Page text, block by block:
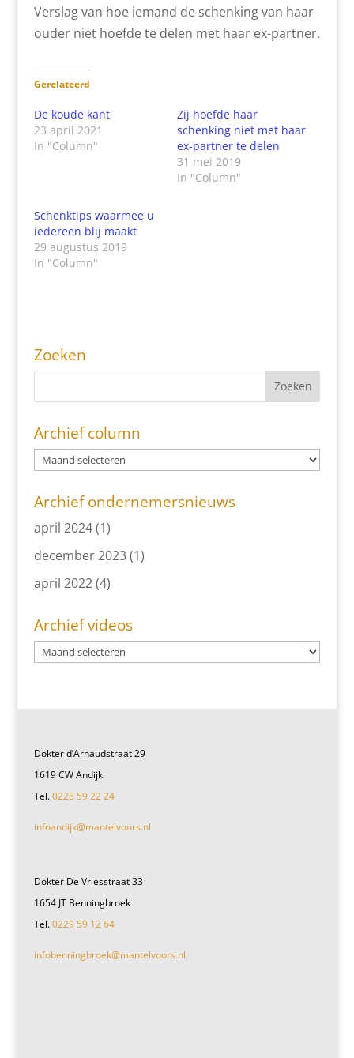
Verslag van hoe iemand de schenking van haar
ouder niet hoefde te delen met haar ex-partner.
Gerelateerd
De koude kant
23 april 2021
In "Column"
Zij hoefde haar
schenking niet met haar
ex-partner te delen
31 mei 2019
In "Column"
Schenktips waarmee u
iedereen blij maakt
29 augustus 2019
In "Column"
Zoeken
Archief column
Archief ondernemersnieuws
april 2024(1)
december 2023(1)
april 2022(4)
Archief videos
Dokter d’Arnaudstraat 29
1619 CW Andijk
Tel.0228 59 22 24
infoandijk@mantelvoors.nl
Dokter De Vriesstraat 33
1654 JT Benningbroek
Tel.0229 59 12 64
infobenningbroek@mantelvoors.nl